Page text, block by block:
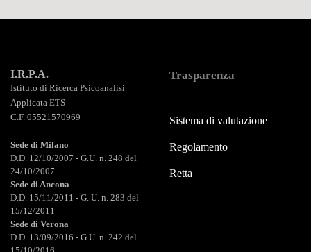
I.R.P.A.
Istituto di Ricerca Psicoanalisi
Applicata ETS
C.F. 05521570969
Sede di Milano
D.D. 12/10/2007 - G.U. n. 248 del
24/10/2007
Sede di Ancona
D.D. 15/11/2011 - G. U. n. 283 del
15/12/2011
Sede di Verona
D.D. 13/09/2016 - G.U. n. 242 del
Trasparenza
Sistema di valutazione
Regolamento
Retta